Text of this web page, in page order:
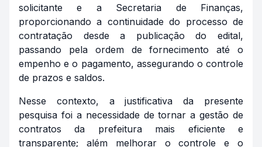
solicitante e a Secretaria de Finanças,
proporcionando a continuidade do processo de
contratação desde a publicação do edital,
passando pela ordem de fornecimento até o
empenho e o pagamento, assegurando o controle
de prazos e saldos.
Nesse contexto, a justificativa da presente
pesquisa foi a necessidade de tornar a gestão de
contratos da prefeitura mais eficiente e
transparente; além melhorar o controle e o